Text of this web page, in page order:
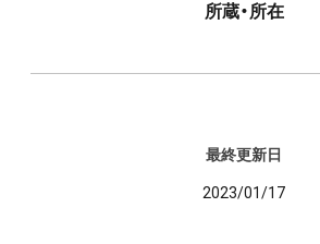
所蔵・所在
最終更新日
2023/01/17